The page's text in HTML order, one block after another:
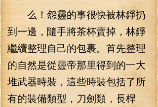
么！怨靈的事很快被林錚扔
到一邊，隨手將茶杯賣掉，林錚
繼續整理自己的包裹。首先整理
的自然是從靈帝那里得到的一大
堆武器時裝，這些時裝包括了所
有的裝備類型，刀劍類，長桿